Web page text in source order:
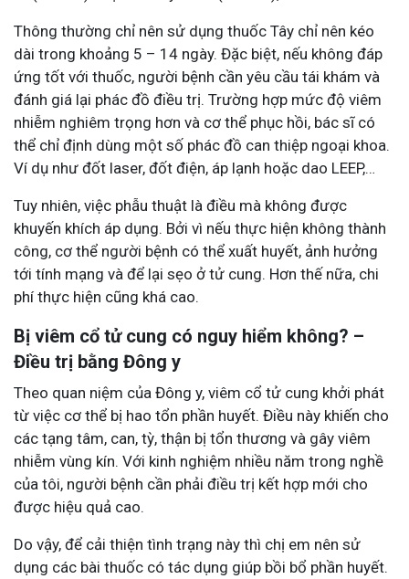
Thông thường chỉ nên sử dụng thuốc Tây chỉ nên kéo
dài trong khoảng 5 – 14 ngày. Đặc biệt, nếu không đáp
ứng tốt với thuốc, người bệnh cần yêu cầu tái khám và
đánh giá lại phác đồ điều trị. Trường hợp mức độ viêm
nhiễm nghiêm trọng hơn và cơ thể phục hồi, bác sĩ có
thể chỉ định dùng một số phác đồ can thiệp ngoại khoa.
Ví dụ như đốt laser, đốt điện, áp lạnh hoặc dao LEEP,…
Tuy nhiên, việc phẫu thuật là điều mà không được
khuyến khích áp dụng. Bởi vì nếu thực hiện không thành
công, cơ thể người bệnh có thể xuất huyết, ảnh hưởng
tới tính mạng và để lại sẹo ở tử cung. Hơn thế nữa, chi
phí thực hiện cũng khá cao.
Bị viêm cổ tử cung có nguy hiểm không? –
Điều trị bằng Đông y
Theo quan niệm của Đông y, viêm cổ tử cung khởi phát
từ việc cơ thể bị hao tổn phần huyết. Điều này khiến cho
các tạng tâm, can, tỳ, thận bị tổn thương và gây viêm
nhiễm vùng kín. Với kinh nghiệm nhiều năm trong nghề
của tôi, người bệnh cần phải điều trị kết hợp mới cho
được hiệu quả cao.
Do vậy, để cải thiện tình trạng này thì chị em nên sử
dụng các bài thuốc có tác dụng giúp bồi bổ phần huyết.